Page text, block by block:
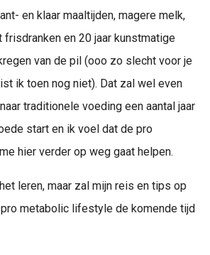
en klaar maaltijden, magere melk,
en 20 jaar kunstmatige
van de pil (ooo zo slecht voor je
ik toen nog niet). Dat zal wel even
traditionele voeding een aantal jaar
start en ik voel dat de pro
hier verder op weg gaat helpen.
leren, maar zal mijn reis en tips op
metabolic lifestyle de komende tijd